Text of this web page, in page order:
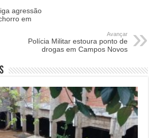
agressão
em
Avançar
Polícia Militar estoura ponto de
drogas em Campos Novos